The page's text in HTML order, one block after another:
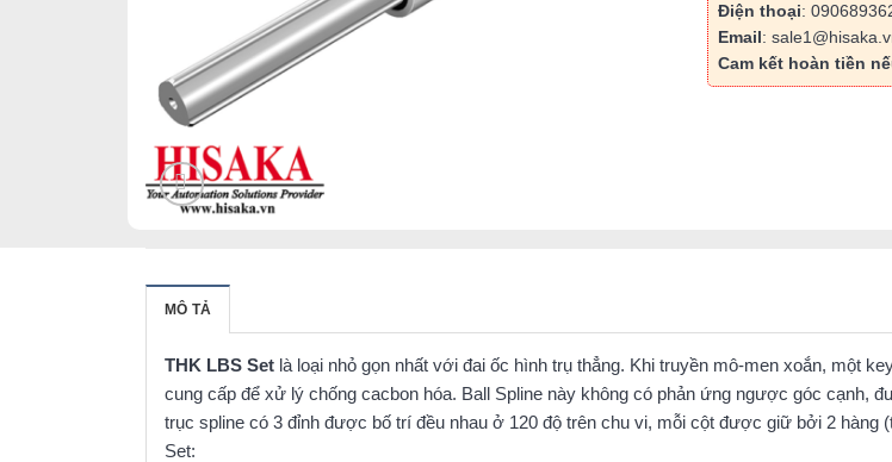
Điện thoại:
Email:
Cam kết hoàn tiền
MÔ TẢ
THK LBS Set là loại nhỏ gọn nhất với đai ốc hình trụ thẳng. Khi truyền mô-men xoắn, một
cung cấp để xử lý chống cacbon hóa. Ball Spline này không có phản ứng ngược góc cạnh,
trục spline có 3 đỉnh được bố trí đều nhau ở 120 độ trên chu vi, mỗi cột được giữ bởi 2 hàng
Set: